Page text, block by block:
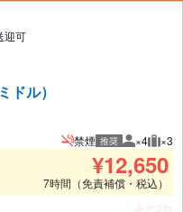
迎可
ドル）
禁煙 推奨 推奨人数
×4 推
×3
¥12,650
7時間（免責補償・税込）